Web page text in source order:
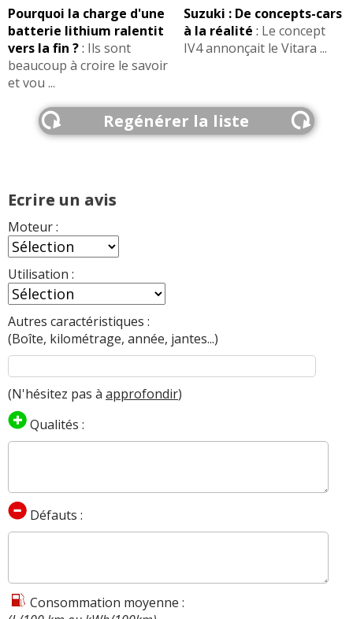
d'infos sur la fiabilité des 1.9 JTD ...
7.5L (1.9 JTD 120 ch 2005, 240000 km, embrayage
d’origine.)
5LIRES (5(1.9 JTD 120 ch 250000kms)
7 avec caravane1100kg
coleczione)
7 avec caravane1100kg(1.9 JTD 120 ch 125000 km
coleczione)
Essieu arrière refait entièrement
2009, 215 000 km )
Autres modeles ayant le même moteur :
Croma- Grande punto
FIABILITEde cette motorisation
AVIS sur la déclinaison
Fiche détailléeMultipla 1.9 JTD 120 ch >>
Pourquoi la charge d'une
batterie lithium ralentit
vers la fin ?: Ils sont
beaucoup à croire le savoir
et vou ...
Suzuki : De concepts-cars
à la réalité : Le concept
IV4 annonçait le Vitara ...
Regénérer la liste
Ecrire un avis
Moteur :
Utilisation :
Autres caractéristiques :
(Boîte, kilométrage, année, jantes...)
(N'hésitez pas à approfondir)
Qualités :
Défauts :
Consommation moyenne :